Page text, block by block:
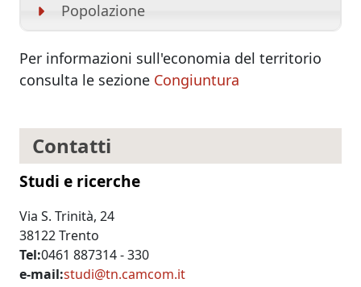
Popolazione
Per informazioni sull'economia del territorio
consulta le sezione Congiuntura
Contatti
Studi e ricerche
Via S. Trinità, 24
38122 Trento
Tel 0461 887314 - 330
e-mail studi@tn.camcom.it